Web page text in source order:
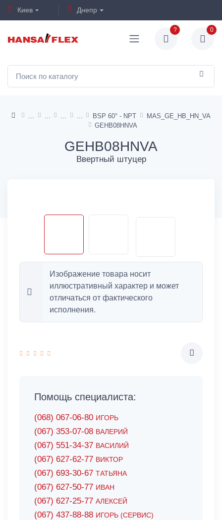
Киев Днепр
? 0
BSP 60° - NPT
MAS_GE_HB_HN_VA
GEHB08HNVA
GEHB08HNVA
Ввертный штуцер
Изображение товара носит
иллюстративный характер и может
отличаться от фактического
исполнения.
Помощь специалиста:
(068) 067-06-80 ИГОРЬ
(067) 353-07-08 ВАЛЕРИЙ
(067) 551-34-37 ВАСИЛИЙ
(067) 627-62-77 ВИКТОР
(067) 693-30-67 ТАТЬЯНА
(067) 627-50-77 ИВАН
(067) 627-25-77 АЛЕКСЕЙ
(067) 437-88-88 ИГОРЬ (СЕРВИС)